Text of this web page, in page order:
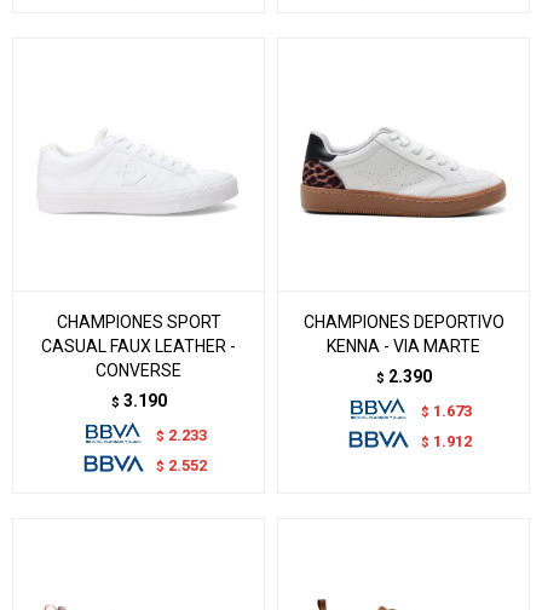
CHAMPIONES SPORT
CASUAL FAUX LEATHER -
CONVERSE
$ 3.190
$ 2.233
$ 2.552
CHAMPIONES DEPORTIVO
KENNA - VIA MARTE
$ 2.390
$ 1.673
$ 1.912